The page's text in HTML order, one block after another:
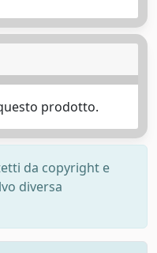
prodotto.
da copyright e
diversa